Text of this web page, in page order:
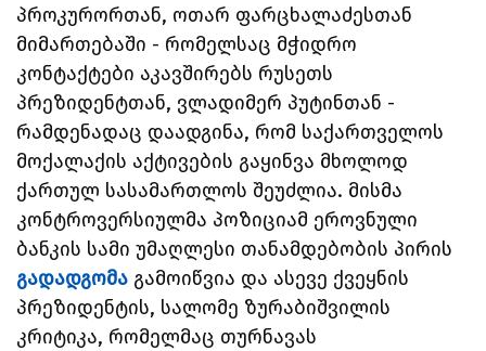
პროკურორთან, ოთარ ფარცხალაძესთან
მიმართებაში - რომელსაც მჭიდრო
კონტაქტები აკავშირებს რუსეთს
პრეზიდენტთან, ვლადიმერ პუტინთან -
რამდენადაც დაადგინა, რომ საქართველოს
მოქალაქის აქტივების გაყინვა მხოლოდ
ქართულ სასამართლოს შეუძლია. მისმა
კონტროვერსიულმა პოზიციამ ეროვნული
ბანკის სამი უმაღლესი თანამდებობის პირის
გადადგომა გამოიწვია და ასევე ქვეყნის
პრეზიდენტის, სალომე ზურაბიშვილის
კრიტიკა, რომელმაც თურნავას